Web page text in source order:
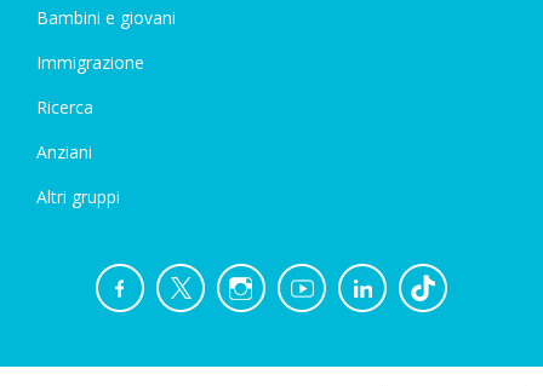
Bambini e giovani
Immigrazione
Ricerca
Anziani
Altri gruppi